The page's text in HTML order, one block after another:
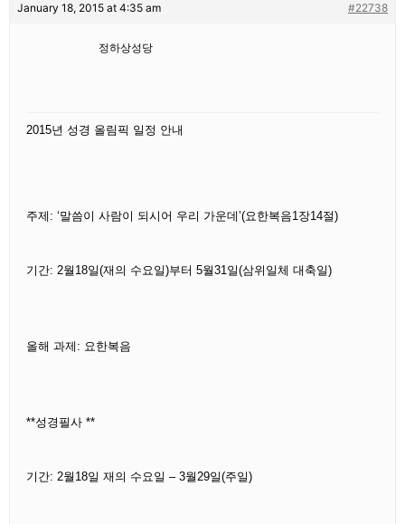
January 18, 2015 at 4:35 am #22738
정하상성당
2015년 성경 올림픽 일정 안내
주제: ‘말씀이 사람이 되시어 우리 가운데’(요한복음1장14절)
기간: 2월18일(재의 수요일)부터 5월31일(삼위일체 대축일)
올해 과제: 요한복음
**성경필사 **
기간: 2월18일 재의 수요일 – 3월29일(주일)